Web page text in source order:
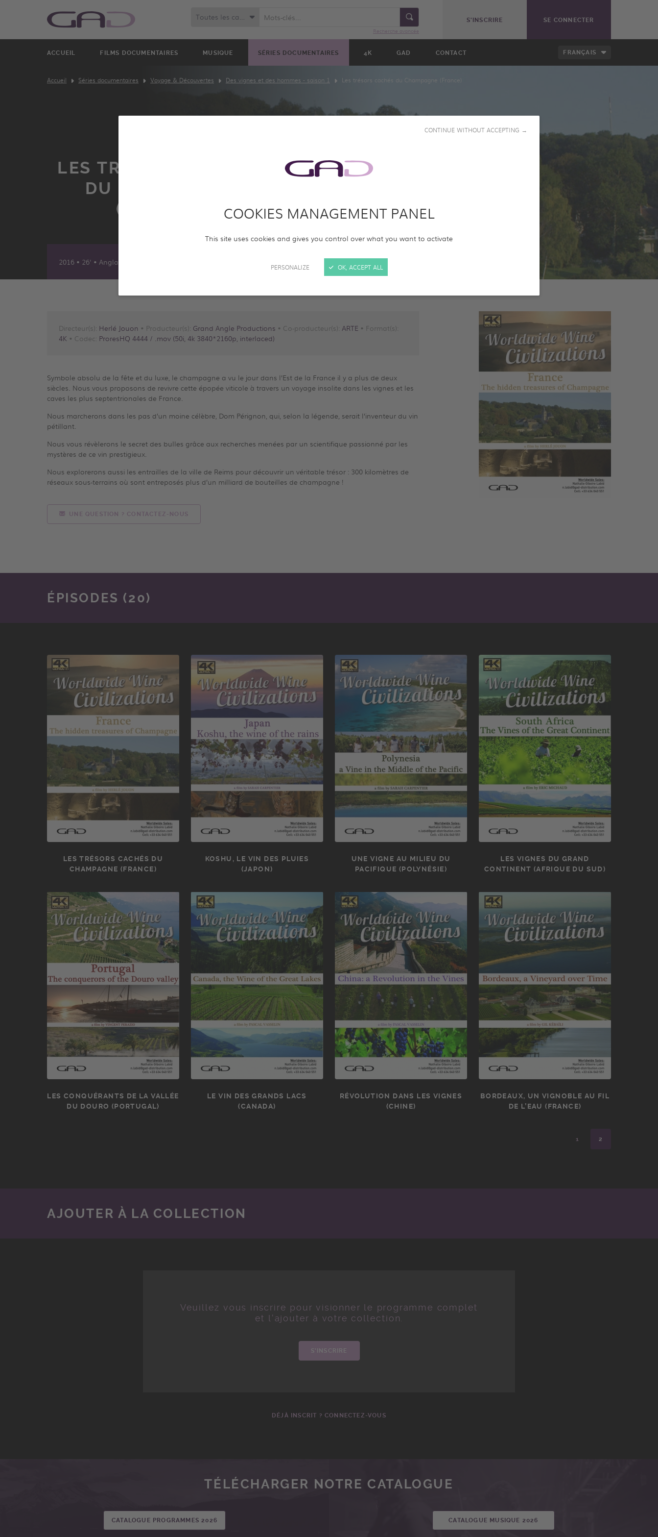
COOKIES MANAGEMENT PANEL
This site uses cookies and gives you control over what you want to activate
PERSONALIZE
CONTINUE WITHOUT ACCEPTING →
OK, ACCEPT ALL
S'INSCRIRE SE CONNECTER
ACCUEIL FILMS DOCUMENTAIRES MUSIQUE SÉRIES DOCUMENTAIRES 4K GAD CONTACT FRANÇAIS
Toutes les catégories
Recherche avancée
Accueil Séries documentaires Voyage & Découvertes Des vignes et des hommes - saison 1 Les trésors cachés du Champagne (France)
LES TRÉSORS CACHÉS
DU CHAMPAGNE
(FRANCE)
2016 • 26' • Anglais & Français
Directeur(s): Herlé Jouon • Producteur(s): Grand Angle Productions • Co-producteur(s): ARTE • Format(s):
4K • Codec: ProresHQ 4444 / .mov (50i, 4k 3840*2160p, interlaced)
Symbole absolu de la fête et du luxe, le champagne a vu le jour dans l’Est de la France il y a plus de deux
siècles. Nous vous proposons de revivre cette épopée viticole à travers un voyage insolite dans les vignes et les
caves les plus septentrionales de France.
Nous marcherons dans les pas d’un moine célèbre, Dom Pérignon, qui, selon la légende, serait l’inventeur du vin
pétillant.
Nous vous révèlerons le secret des bulles grâce aux recherches menées par un scientifique passionné par les
mystères de ce vin prestigieux.
Nous explorerons aussi les entrailles de la ville de Reims pour découvrir un véritable trésor : 300 kilomètres de
réseaux sous-terrains où sont entreposés plus d’un milliard de bouteilles de champagne !
UNE QUESTION ? CONTACTEZ-NOUS
ÉPISODES (20)
LES TRÉSORS CACHÉS DU
CHAMPAGNE (FRANCE)
KOSHU, LE VIN DES PLUIES
(JAPON)
UNE VIGNE AU MILIEU DU
PACIFIQUE (POLYNÉSIE)
LES VIGNES DU GRAND
CONTINENT (AFRIQUE DU SUD)
LES CONQUÉRANTS DE LA VALLÉE
DU DOURO (PORTUGAL)
LE VIN DES GRANDS LACS
(CANADA)
RÉVOLUTION DANS LES VIGNES
(CHINE)
BORDEAUX, UN VIGNOBLE AU FIL
DE L’EAU (FRANCE)
1 2
AJOUTER À LA COLLECTION
Veuillez vous inscrire pour visionner le programme complet
et l'ajouter à votre collection.
S'INSCRIRE
DÉJÀ INSCRIT ? CONNECTEZ-VOUS
TÉLÉCHARGER NOTRE CATALOGUE
CATALOGUE PROGRAMMES 2026 CATALOGUE MUSIQUE 2026